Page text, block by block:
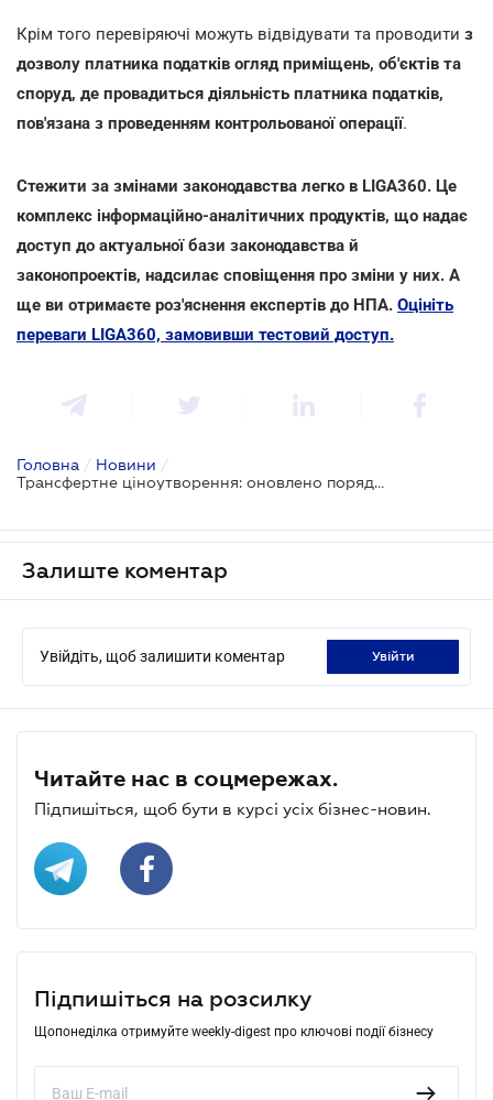
Крім того перевіряючі можуть відвідувати та проводити з
дозволу платника податків огляд приміщень, об'єктів та
споруд, де провадиться діяльність платника податків,
пов'язана з проведенням контрольованої операції.
Стежити за змінами законодавства легко в LIGA360. Це
комплекс інформаційно-аналітичних продуктів, що надає
доступ до актуальної бази законодавства й
законопроектів, надсилає сповіщення про зміни у них. А
ще ви отримаєте роз'яснення експертів до НПА. Оцініть
переваги LIGA360, замовивши тестовий доступ.
Головна / Новини /
Трансфертне ціноутворення: оновлено порядок перевірок дотримання принципу "витягнутої руки"
Залиште коментар
Увійдіть, щоб залишити коментар увійти
Читайте нас в соцмережах.
Підпишіться, щоб бути в курсі усіх бізнес-новин.
Підпишіться на розсилку
Щопонеділка отримуйте weekly-digest про ключові події бізнесу